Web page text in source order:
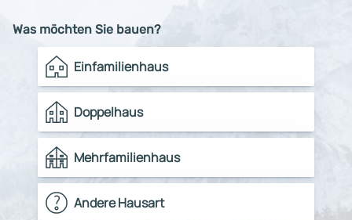
Was möchten Sie bauen?
Einfamilienhaus
Doppelhaus
Mehrfamilienhaus
Andere Hausart